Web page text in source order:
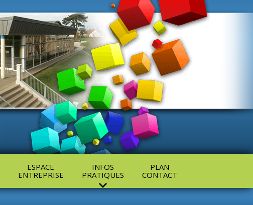
ESPACE
ENTREPRISE
INFOS
PRATIQUES
PLAN
CONTACT